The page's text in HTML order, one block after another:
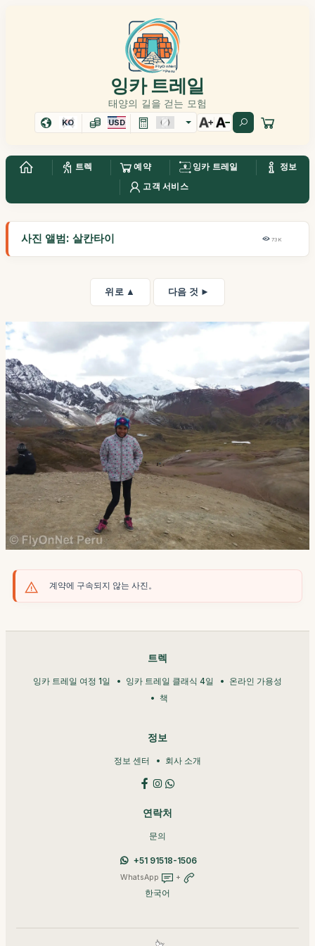
잉카 트레일
태양의 길을 걷는 모험
KO USD
트렉 예약 잉카 트레일
정보
고객 서비스
사진 앨범: 살칸타이 73K
위로 ▲ 다음 것 ►
계약에 구속되지 않는 사진。
트렉
잉카 트레일 여정 1일 잉카 트레일 클래식 4일
온라인 가용성
책
정보
정보 센터 회사 소개
연락처
문의
+51 91518-1506
WhatsApp +
한국어